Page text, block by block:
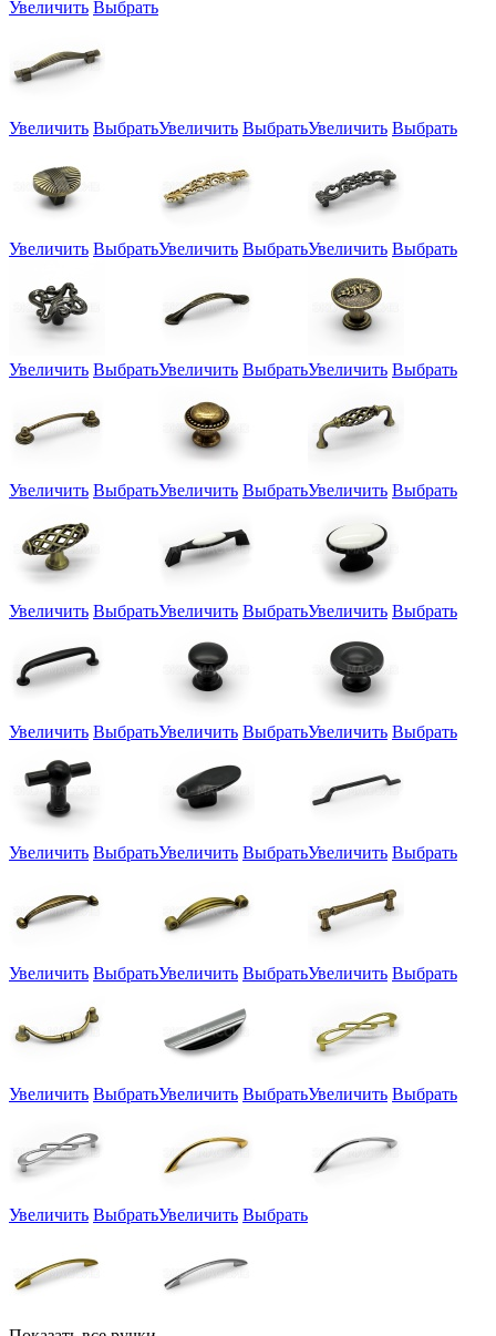
Увеличить Выбрать
Увеличить ВыбратьУвеличить ВыбратьУвеличить Выбрать
Увеличить ВыбратьУвеличить ВыбратьУвеличить Выбрать
Увеличить ВыбратьУвеличить ВыбратьУвеличить Выбрать
Увеличить ВыбратьУвеличить ВыбратьУвеличить Выбрать
Увеличить ВыбратьУвеличить ВыбратьУвеличить Выбрать
Увеличить ВыбратьУвеличить ВыбратьУвеличить Выбрать
Увеличить ВыбратьУвеличить ВыбратьУвеличить Выбрать
Увеличить ВыбратьУвеличить ВыбратьУвеличить Выбрать
Увеличить ВыбратьУвеличить ВыбратьУвеличить Выбрать
Увеличить ВыбратьУвеличить Выбрать